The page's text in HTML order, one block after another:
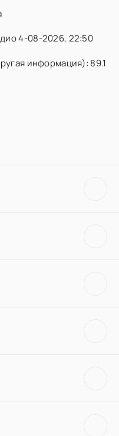
4-08-2026, 22:50
информация): 89.1